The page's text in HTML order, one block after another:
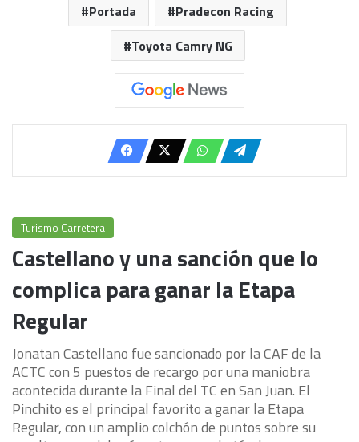
Portada
Pradecon Racing
Toyota Camry NG